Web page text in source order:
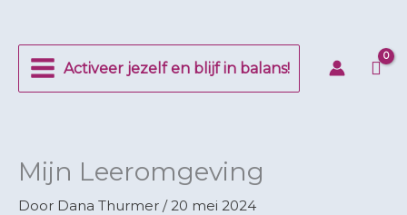
inhoud
Activeer jezelf en blijf in balans!
Mijn Leeromgeving
Door Dana Thurmer /20 mei 2024